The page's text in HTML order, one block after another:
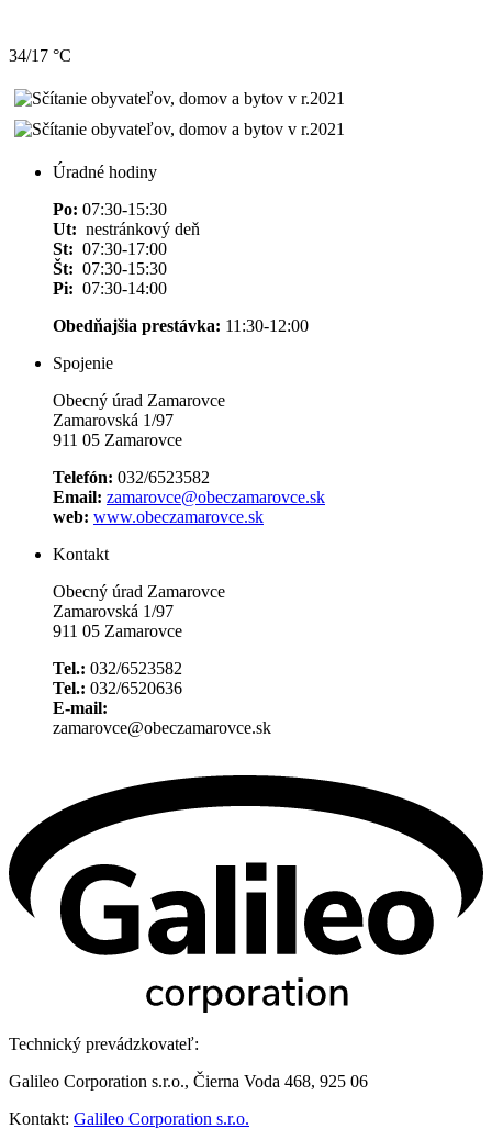
34/17 °C
Úradné hodiny
Po: 07:30-15:30
Ut: nestránkový deň
St: 07:30-17:00
Št: 07:30-15:30
Pi: 07:30-14:00
Obedňajšia prestávka: 11:30-12:00
Spojenie
Obecný úrad Zamarovce
Zamarovská 1/97
911 05 Zamarovce
Telefón: 032/6523582
Email: zamarovce@obeczamarovce.sk
web: www.obeczamarovce.sk
Kontakt
Obecný úrad Zamarovce
Zamarovská 1/97
911 05 Zamarovce
Tel.: 032/6523582
Tel.: 032/6520636
E-mail:
zamarovce@obeczamarovce.sk
Technický prevádzkovateľ:
Galileo Corporation s.r.o., Čierna Voda 468, 925 06
Kontakt: Galileo Corporation s.r.o.